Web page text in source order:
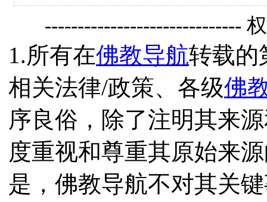
------------------------------
1.所有在佛教导航转载的
相关法律/政策、各级佛
序良俗，除了注明其来
度重视和尊重其原始来
是，佛教导航不对其关